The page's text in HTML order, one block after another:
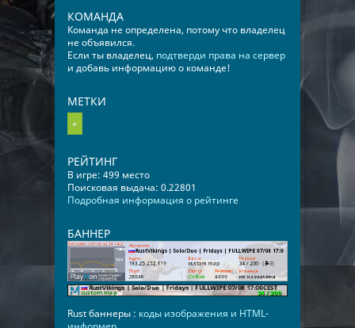
КОМАНДА
Команда не определена, потому что владелец
не объявился.
Если ты владелец, подтверди права на сервер
и добавь информацию о команде!
МЕТКИ
+
РЕЙТИНГ
В игре: 499 место
Поисковая выдача: 0.22801
Подробная информация о рейтинге
БАННЕР
Rust баннеры : коды изображения и HTML-